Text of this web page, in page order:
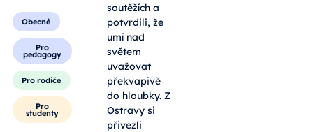
Obecné
Pro
pedagogy
Pro rodiče
Pro
studenty
soutěžích a
potvrdili, že
umí nad
světem
uvažovat
překvapivě
do hloubky. Z
Ostravy si
přivezli